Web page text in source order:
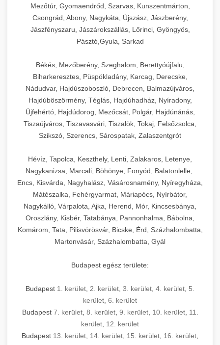
műveletekhez.
chef-iparikonyhagepek.hu
kereskedelmi konyhai megoldások
Mezőtúr, Gyomaendrőd, Szarvas, Kunszentmárton,
Csongrád, Abony, Nagykáta, Újszász, Jászberény,
Jászfényszaru, Jászárokszállás, Lőrinci, Gyöngyös,
Pásztó,Gyula, Sarkad
Békés, Mezőberény, Szeghalom, Berettyóújfalu,
Biharkeresztes, Püspökladány, Karcag, Derecske,
Nádudvar, Hajdúszoboszló, Debrecen, Balmazújváros,
Hajdúböszörmény, Téglás, Hajdúhadház, Nyíradony,
Újfehértó, Hajdúdorog, Mezőcsát, Polgár, Hajdúnánás,
Tiszaújváros, Tiszavasvári, Tiszalök, Tokaj, Felsőzsolca,
Szikszó, Szerencs, Sárospatak, Zalaszentgrót
Hévíz, Tapolca, Keszthely, Lenti, Zalakaros, Letenye,
Nagykanizsa, Marcali, Böhönye, Fonyód, Balatonlelle,
Encs, Kisvárda, Nagyhalász, Vásárosnamény, Nyíregyháza,
Mátészalka, Fehérgyarmat, Máriapócs, Nyírbátor,
Nagykálló, Várpalota, Ajka, Herend, Mór, Kincsesbánya,
Oroszlány, Kisbér, Tatabánya, Pannonhalma, Bábolna,
Komárom, Tata, Pilisvörösvár, Bicske, Érd, Százhalombatta,
Martonvásár, Százhalombatta, Gyál
Budapest egész területe:
Budapest 1. kerület 2. kerület 3. kerület 4. kerület 5.
kerület 6. kerület
Budapest 7. kerület, 8. kerület, 9. kerület, 10. kerület, 11.
kerület 12. kerület
Budapest 13. kerület 14. kerület 15. kerület 16. kerület